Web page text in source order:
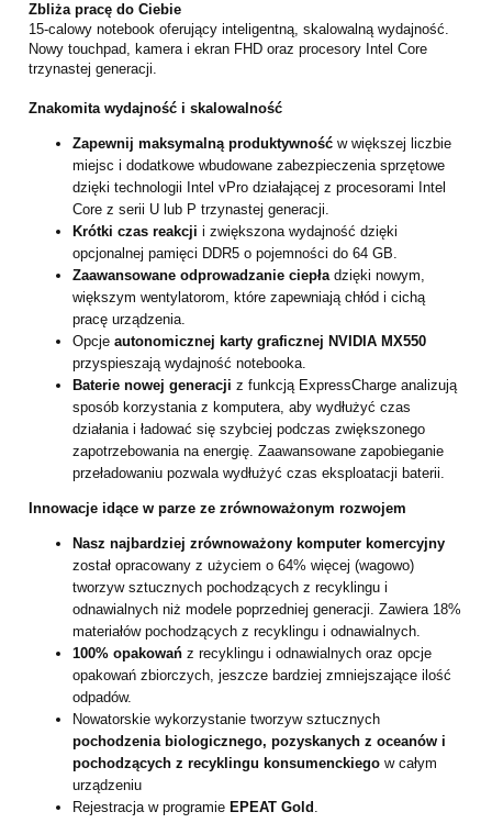
Zbliża pracę do Ciebie
15-calowy notebook oferujący inteligentną, skalowalną wydajność.
Nowy touchpad, kamera i ekran FHD oraz procesory Intel Core
trzynastej generacji.
Znakomita wydajność i skalowalność
Zapewnij maksymalną produktywność w większej liczbie
miejsc i dodatkowe wbudowane zabezpieczenia sprzętowe
dzięki technologii Intel vPro działającej z procesorami Intel
Core z serii U lub P trzynastej generacji.
Krótki czas reakcji i zwiększona wydajność dzięki
opcjonalnej pamięci DDR5 o pojemności do 64 GB.
Zaawansowane odprowadzanie ciepładzięki nowym,
większym wentylatorom, które zapewniają chłód i cichą
pracę urządzenia.
Opcje autonomicznej karty graficznej NVIDIA MX550
przyspieszają wydajność notebooka.
Baterie nowej generacji z funkcją ExpressCharge analizują
sposób korzystania z komputera, aby wydłużyć czas
działania i ładować się szybciej podczas zwiększonego
zapotrzebowania na energię. Zaawansowane zapobieganie
przeładowaniu pozwala wydłużyć czas eksploatacji baterii.
Innowacje idące w parze ze zrównoważonym rozwojem
Nasz najbardziej zrównoważony komputer komercyjny
został opracowany z użyciem o 64% więcej (wagowo)
tworzyw sztucznych pochodzących z recyklingu i
odnawialnych niż modele poprzedniej generacji. Zawiera 18%
materiałów pochodzących z recyklingu i odnawialnych.
100% opakowań z recyklingu i odnawialnych oraz opcje
opakowań zbiorczych, jeszcze bardziej zmniejszające ilość
odpadów.
Nowatorskie wykorzystanie tworzyw sztucznych
pochodzenia biologicznego, pozyskanych z oceanów i
pochodzących z recyklingu konsumenckiego w całym
urządzeniu
Rejestracja w programie EPEAT Gold .